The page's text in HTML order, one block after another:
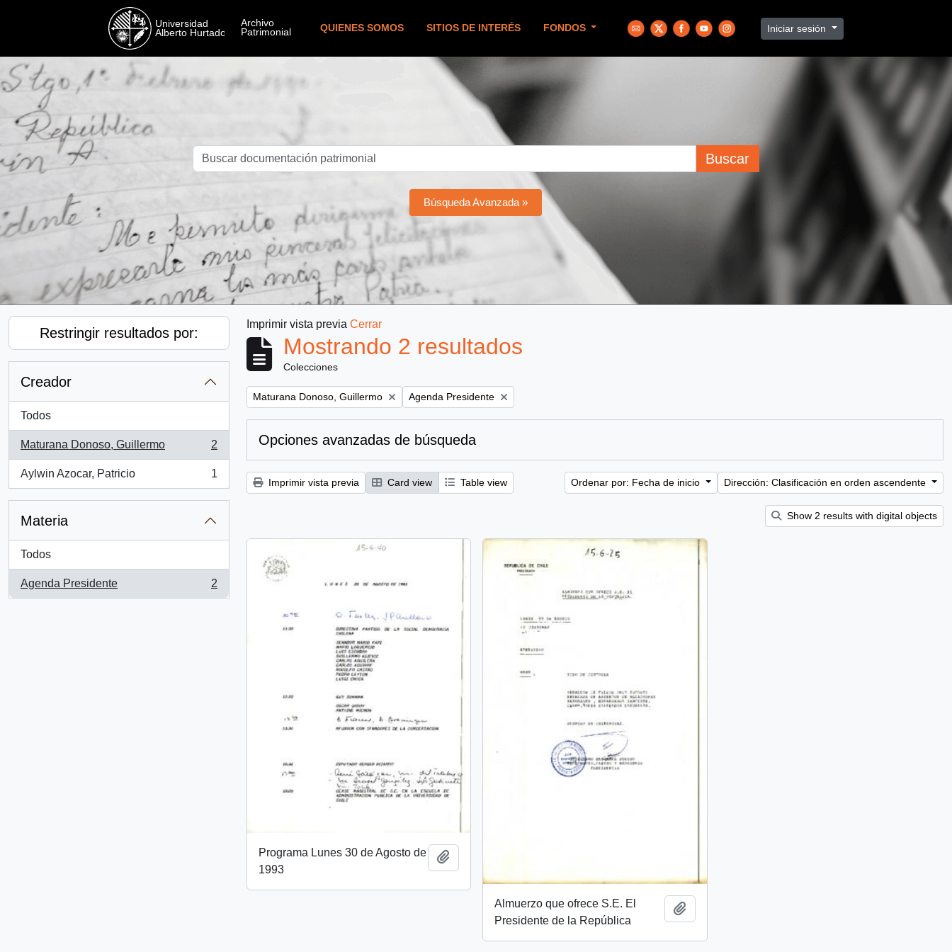
QUIENES SOMOS SITIOS DE INTERÉS FONDOS Iniciar sesión
Buscar
Búsqueda Avanzada »
Restringir resultados por:
Creador
Todos
Maturana Donoso, Guillermo
, 2 resultados
2
Aylwin Azocar, Patricio
, 1 resultados
1
Materia
Todos
Agenda Presidente
, 2 resultados
2
Imprimir vista previa Cerrar
Mostrando 2 resultados
Colecciones
Remove filter:
Maturana Donoso, Guillermo Remove filter:
Agenda Presidente
Opciones avanzadas de búsqueda
Imprimir vista previa Card view Table view Ordenar por: Fecha de inicio Dirección: Clasificación en orden ascendente
Show 2 results with digital objects
Programa Lunes 30 de Agosto de
1993
Almuerzo que ofrece S.E. El
Presidente de la República
Añadir al portapapeles